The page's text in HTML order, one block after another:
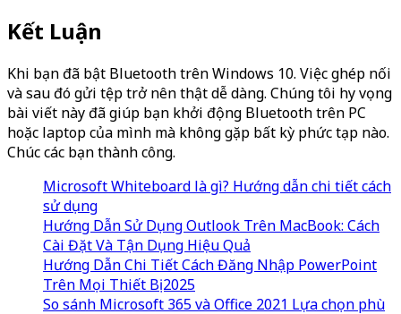
Kết Luận
Khi bạn đã bật Bluetooth trên Windows 10. Việc ghép nối
và sau đó gửi tệp trở nên thật dễ dàng. Chúng tôi hy vọng
bài viết này đã giúp bạn khởi động Bluetooth trên PC
hoặc laptop của mình mà không gặp bất kỳ phức tạp nào.
Chúc các bạn thành công.
Microsoft Whiteboard là gì? Hướng dẫn chi tiết cách
sử dụng
Hướng Dẫn Sử Dụng Outlook Trên MacBook: Cách
Cài Đặt Và Tận Dụng Hiệu Quả
Hướng Dẫn Chi Tiết Cách Đăng Nhập PowerPoint
Trên Mọi Thiết Bị 2025
So sánh Microsoft 365 và Office 2021 Lựa chọn phù